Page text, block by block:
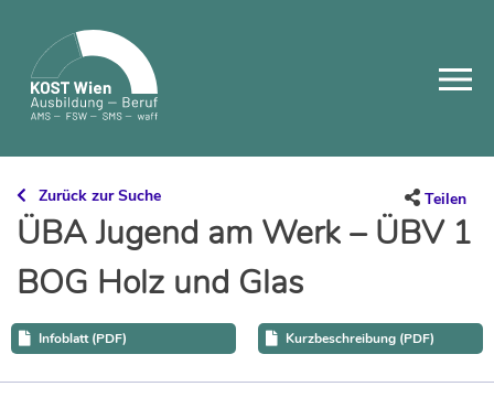
content
Zurück zur Suche
ÜBA Jugend am Werk – ÜBV 1
BOG Holz und Glas
Teilen
Infoblatt (PDF) Kurzbeschreibung (PDF)